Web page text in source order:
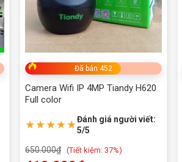
Đã bán 452
Camera Wifi IP 4MP Tiandy H620
Full color
★★★★★Đánh giá người viết:
5/5
650.000₫ (Tiết kiệm: 37%)